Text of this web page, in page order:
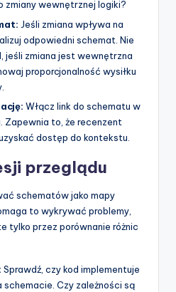
zmiany wewnętrznej logiki?
Jeśli zmiana wpływa na
odpowiedni schemat. Nie
jeśli zmiana jest wewnętrzna
proporcjonalność wysiłku
Włącz link do schematu w
Zapewnia to, że recenzent
dostęp do kontekstu.
przeglądu
schematów jako mapy
to wykrywać problemy,
tylko przez porównanie różnic
Sprawdź, czy kod implementuje
schemacie. Czy zależności są